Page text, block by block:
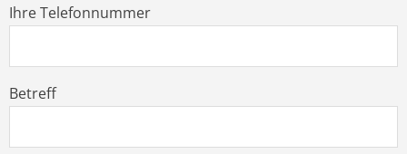
Ihre Telefonnummer
Betreff